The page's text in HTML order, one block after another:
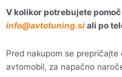
V kolikor potrebujete
info@avtotuning.siali po
Pred nakupom se
avtomobil, za napačno